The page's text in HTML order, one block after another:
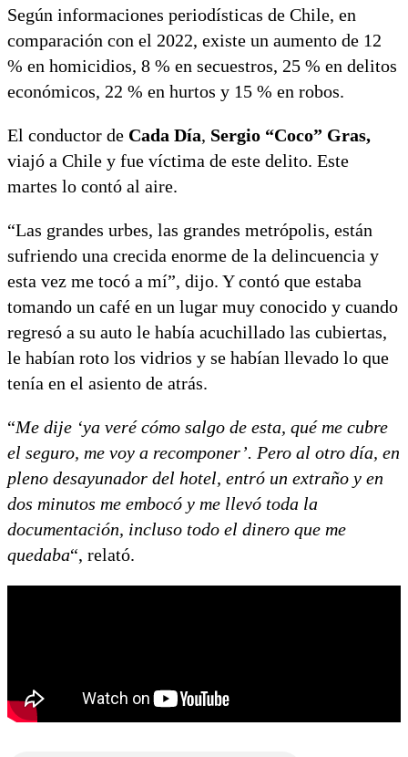
Según informaciones periodísticas de Chile, en
comparación con el 2022, existe un aumento de 12
% en homicidios, 8 % en secuestros, 25 % en delitos
económicos, 22 % en hurtos y 15 % en robos.
El conductor de Cada Día, Sergio “Coco” Gras,
viajó a Chile y fue víctima de este delito. Este
martes lo contó al aire.
“Las grandes urbes, las grandes metrópolis, están
sufriendo una crecida enorme de la delincuencia y
esta vez me tocó a mí”, dijo. Y contó que estaba
tomando un café en un lugar muy conocido y cuando
regresó a su auto le había acuchillado las cubiertas,
le habían roto los vidrios y se habían llevado lo que
tenía en el asiento de atrás.
“Me dije ‘ya veré cómo salgo de esta, qué me cubre
el seguro, me voy a recomponer’. Pero al otro día, en
pleno desayunador del hotel, entró un extraño y en
dos minutos me embocó y me llevó toda la
documentación, incluso todo el dinero que me
quedaba“, relató.